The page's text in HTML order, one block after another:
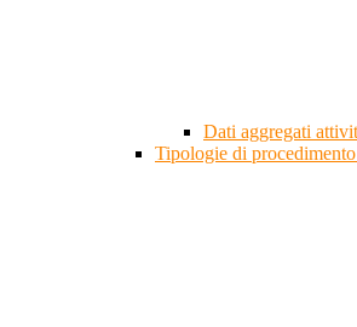
Dati aggregati
Tipologie di procedimento